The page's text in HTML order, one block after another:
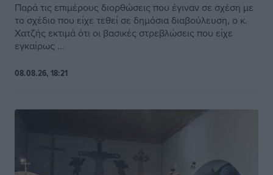
Παρά τις επιμέρους διορθώσεις που έγιναν σε σχέση με
το σχέδιο που είχε τεθεί σε δημόσια διαβούλευση, ο κ.
Χατζής εκτιμά ότι οι βασικές στρεβλώσεις που είχε
εγκαίρως ...
08.08.26, 18:21